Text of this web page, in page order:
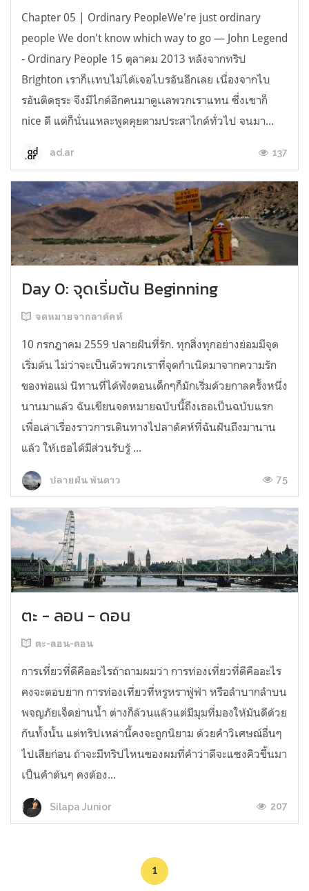
Chapter 05 | Ordinary PeopleWe're just ordinary
people We don't know which way to go — John Legend
- Ordinary People 15 ตุลาคม 2013 หลังจากทริป
Brighton เราก็เเทบไม่ได้เจอไบรอันอีกเลย เนื่องจากไบ
รอันติดธุระ จึงมีไกด์อีกคนมาดูเเลพวกเราแทน ซึ่งเขาก็
nice ดี แต่ก็นั่นแหละพูดคุยตามประสาไกด์ทั่วไป จนมา...
ad.ar 137
Day 0: จุดเริ่มต้น Beginning
จดหมายจากลาดัคห์
10 กรกฎาคม 2559 ปลายฝันที่รัก. ทุกสิ่งทุกอย่างย่อมมีจุด
เริ่มต้น ไม่ว่าจะเป็นตัวพวกเราที่จุดกำเนิดมาจากความรัก
ของพ่อแม่ นิทานที่ได้ฟังตอนเด็กๆก็มักเริ่มด้วยกาลครั้งหนึ่ง
นานมาแล้ว ฉันเขียนจดหมายฉบับนี้ถึงเธอเป็นฉบับแรก
เพื่อเล่าเรื่องราวการเดินทางไปลาดัคห์ที่ฉันฝันถึงมานาน
แล้ว ให้เธอได้มีส่วนรับรู้ ...
ปลายฝัน พันดาว 75
ตะ - ลอน - ดอน
ตะ-ลอน-ดอน
การเที่ยวที่ดีคืออะไรถ้าถามผมว่า การท่องเที่ยวที่ดีคืออะไร
คงจะตอบยาก การท่องเที่ยวที่หรูหราฟู่ฟ่า หรือลำบากลำบน
พจญภัยเจ็ดย่านน้ำ ต่างก็ล้วนแล้วแต่มีมุมที่มองให้มันดีด้วย
กันทั้งนั้น แต่ทริปเหล่านี้คงจะถูกนิยาม ด้วยคำวิเศษณ์อื่นๆ
ไปเสียก่อน ถ้าจะมีทริปไหนของผมที่คำว่าดีจะแซงคิวขึ้นมา
เป็นคำต้นๆ คงต้อง...
Silapa Junior 207
1